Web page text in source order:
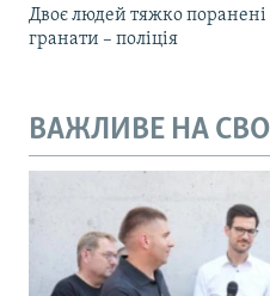
Двоє людей тяжко
гранати – поліція
ВАЖЛИВЕ НА